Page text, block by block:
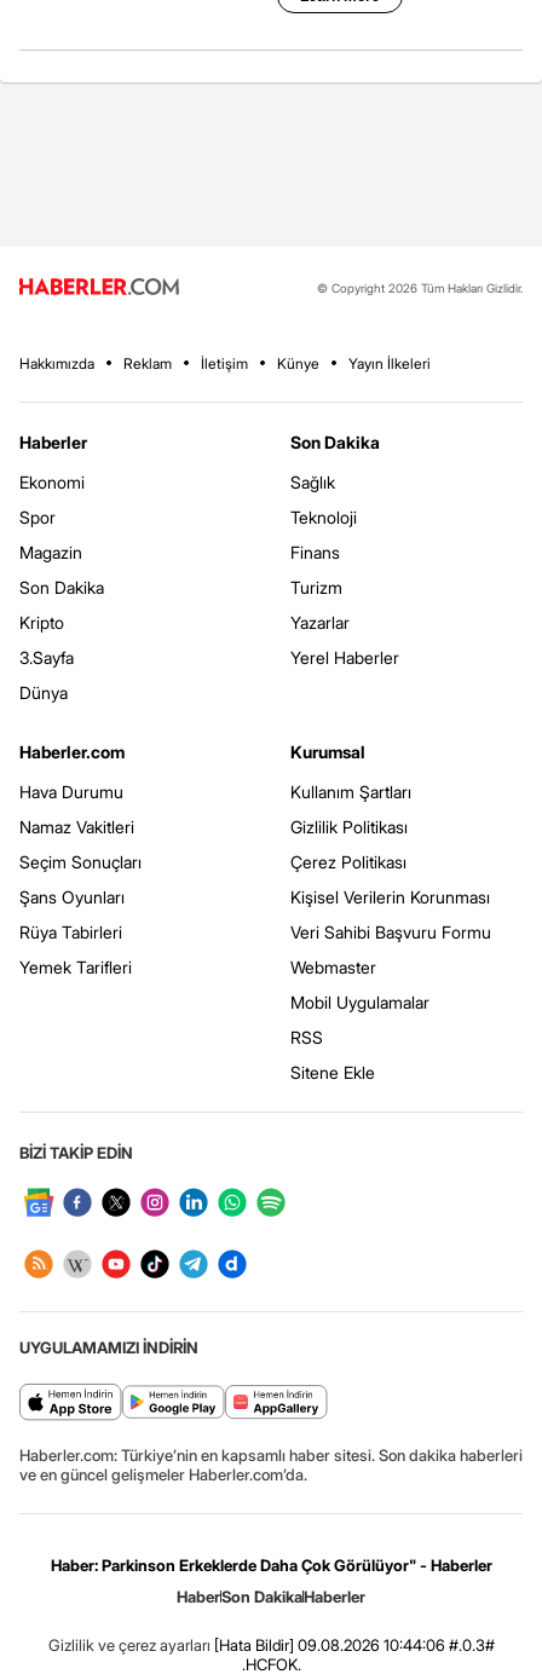
© Copyright 2026 Tüm Hakları Gizlidir.
Hakkımızda Reklam İletişim Künye Yayın İlkeleri
Haberler
Ekonomi
Spor
Magazin
Son Dakika
Kripto
3.Sayfa
Dünya
Son Dakika
Sağlık
Teknoloji
Finans
Turizm
Yazarlar
Yerel Haberler
Haberler.com
Hava Durumu
Namaz Vakitleri
Seçim Sonuçları
Şans Oyunları
Rüya Tabirleri
Yemek Tarifleri
Kurumsal
Kullanım Şartları
Gizlilik Politikası
Çerez Politikası
Kişisel Verilerin Korunması
Veri Sahibi Başvuru Formu
Webmaster
Mobil Uygulamalar
RSS
Sitene Ekle
BİZİ TAKİP EDİN
UYGULAMAMIZI İNDİRİN
Haberler.com: Türkiye’nin en kapsamlı haber sitesi. Son dakika haberleri
ve en güncel gelişmeler Haberler.com’da.
Haber: Parkinson Erkeklerde Daha Çok Görülüyor" - Haberler
HaberSon DakikaHaberler
Gizlilik ve çerez ayarları [Hata Bildir] 09.08.2026 10:44:06 #.0.3#
.HCFOK.